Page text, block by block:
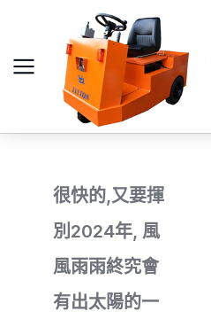
很快的,又要揮
別2024年, 風
風雨雨終究會
有出太陽的一